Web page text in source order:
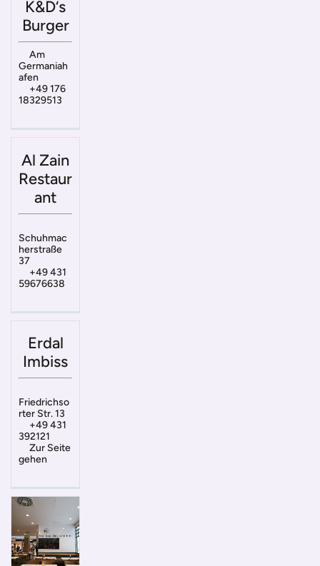
K&D‘s
Burger
Am
Germaniah
afen
+49 176
18329513
Al Zain
Restaur
ant
Schuhmac
herstraße
37
+49 431
59676638
Erdal
Imbiss
Friedrichso
rter Str. 13
+49 431
392121
Zur Seite
gehen